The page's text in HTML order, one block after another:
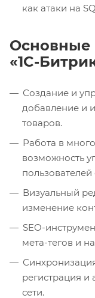
как атаки на
Основные
«1C-
Создание и
добавление и
товаров.
Работа в
возможность
Визуальный
изменение
SEO-
мета-тегов и
регистрация и
сети.